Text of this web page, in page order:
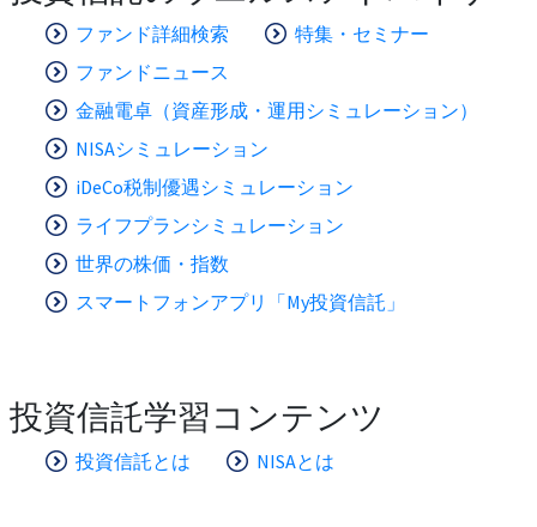
ファンド詳細検索
特集・セミナー
ファンドニュース
金融電卓（資産形成・運用シミュレーション）
NISAシミュレーション
iDeCo税制優遇シミュレーション
ライフプランシミュレーション
世界の株価・指数
スマートフォンアプリ「My投資信託」
投資信託学習コンテンツ
投資信託とは NISAとは